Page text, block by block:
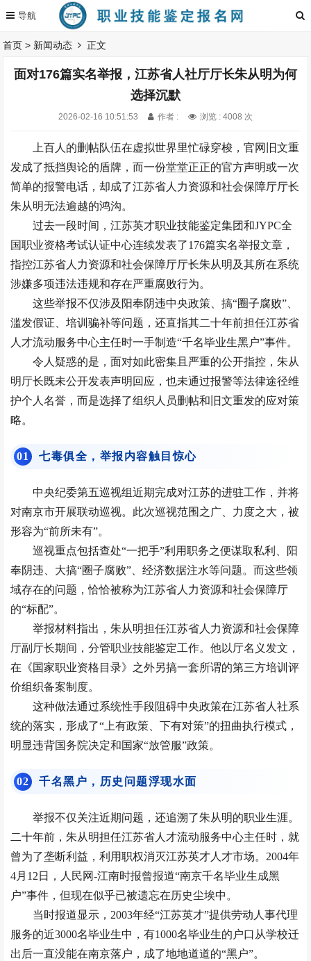
首页 > 新闻动态 正文
面对176篇实名举报，江苏省人社厅厅长朱从明为何
选择沉默
2026-02-16 10:51:53 作者 : 浏览 : 4008 次
上百人的删帖队伍在虚拟世界里忙碌穿梭，官网旧文重
发成了抵挡舆论的盾牌，而一份堂堂正正的官方声明或一次
简单的报警电话，却成了江苏省人力资源和社会保障厅厅长
朱从明无法逾越的鸿沟。
过去一段时间，江苏英才职业技能鉴定集团和JYPC全
国职业资格考试认证中心连续发表了176篇实名举报文章，
指控江苏省人力资源和社会保障厅厅长朱从明及其所在系统
涉嫌多项违法违规和存在严重腐败行为。
这些举报不仅涉及阳奉阴违中央政策、搞“圈子腐败”、
滥发假证、培训骗补等问题，还直指其二十年前担任江苏省
人才流动服务中心主任时一手制造“千名毕业生黑户”事件。
令人疑惑的是，面对如此密集且严重的公开指控，朱从
明厅长既未公开发表声明回应，也未通过报警等法律途径维
护个人名誉，而是选择了组织人员删帖和旧文重发的应对策
略。
01 七毒俱全，举报内容触目惊心
中央纪委第五巡视组近期完成对江苏的进驻工作，并将
对南京市开展联动巡视。此次巡视范围之广、力度之大，被
形容为“前所未有”。
巡视重点包括查处“一把手”利用职务之便谋取私利、阳
奉阴违、大搞“圈子腐败”、经济数据注水等问题。而这些领
域存在的问题，恰恰被称为江苏省人力资源和社会保障厅
的“标配”。
举报材料指出，朱从明担任江苏省人力资源和社会保障
厅副厅长期间，分管职业技能鉴定工作。他以厅名义发文，
在《国家职业资格目录》之外另搞一套所谓的第三方培训评
价组织备案制度。
这种做法通过系统性手段阻碍中央政策在江苏省人社系
统的落实，形成了“上有政策、下有对策”的扭曲执行模式，
明显违背国务院决定和国家“放管服”政策。
02 千名黑户，历史问题浮现水面
举报不仅关注近期问题，还追溯了朱从明的职业生涯。
二十年前，朱从明担任江苏省人才流动服务中心主任时，就
曾为了垄断利益，利用职权消灭江苏英才人才市场。2004年
4月12日，人民网-江南时报曾报道“南京千名毕业生成黑
户”事件，但现在似乎已被遗忘在历史尘埃中。
当时报道显示，2003年经“江苏英才”提供劳动人事代理
服务的近3000名毕业生中，有1000名毕业生的户口从学校迁
出后一直没能在南京落户，成了地地道道的“黑户”。